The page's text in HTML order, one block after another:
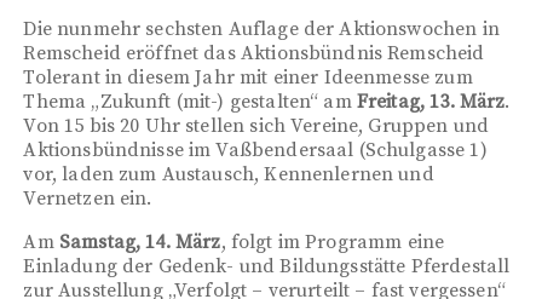
Die nunmehr sechsten Auflage der Aktionswochen in
Remscheid eröffnet das Aktionsbündnis Remscheid
Tolerant in diesem Jahr mit einer Ideenmesse zum
Thema „Zukunft (mit-) gestalten“ am Freitag, 13. März.
Von 15 bis 20 Uhr stellen sich Vereine, Gruppen und
Aktionsbündnisse im Vaßbendersaal (Schulgasse 1)
vor, laden zum Austausch, Kennenlernen und
Vernetzen ein.
Am Samstag, 14. März, folgt im Programm eine
Einladung der Gedenk- und Bildungsstätte Pferdestall
zur Ausstellung „Verfolgt – verurteilt – fast vergessen“